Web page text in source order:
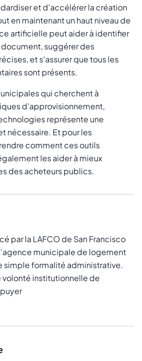
et d'accélérer la création
en maintenant un haut niveau de
artificielle peut aider à identifier
document, suggérer des
et s'assurer que tous les
sont présents.
qui cherchent à
d'approvisionnement,
représente une
nécessaire. Et pour les
comment ces outils
les aider à mieux
des acheteurs publics.
par la LAFCO de San Francisco
municipale de logement
simple formalité administrative.
institutionnelle de